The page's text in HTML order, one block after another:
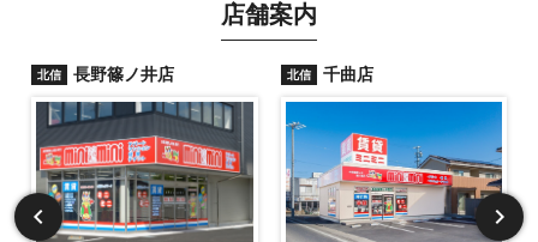
店舗案内
北信 長野篠ノ井店 北信 千曲店